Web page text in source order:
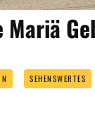
SEHENSWERTES